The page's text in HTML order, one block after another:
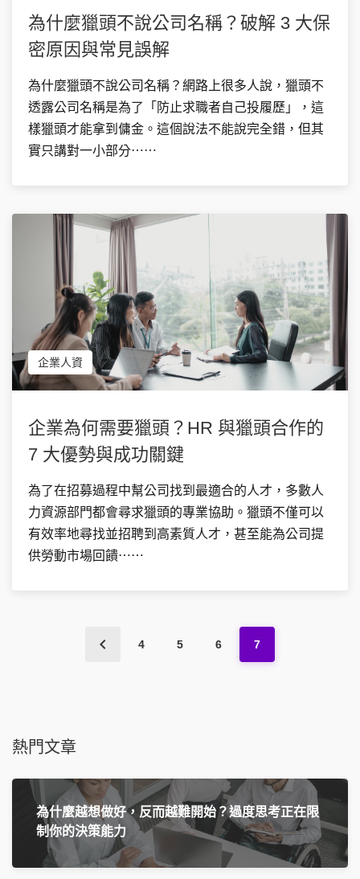
為什麼獵頭不說公司名稱？破解 3 大保
密原因與常見誤解
為什麼獵頭不說公司名稱？網路上很多人說，獵頭不
透露公司名稱是為了「防止求職者自己投履歷」，這
樣獵頭才能拿到傭金。這個說法不能說完全錯，但其
實只講對一小部分⋯⋯
企業人資
企業為何需要獵頭？HR 與獵頭合作的
7 大優勢與成功關鍵
為了在招募過程中幫公司找到最適合的人才，多數人
力資源部門都會尋求獵頭的專業協助。獵頭不僅可以
有效率地尋找並招聘到高素質人才，甚至能為公司提
供勞動市場回饋⋯⋯
4 5 6 7
熱門文章
為什麼越想做好，反而越難開始？過度思考正在限
制你的決策能力